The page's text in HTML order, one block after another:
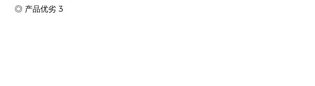
◎ 产品优劣 3